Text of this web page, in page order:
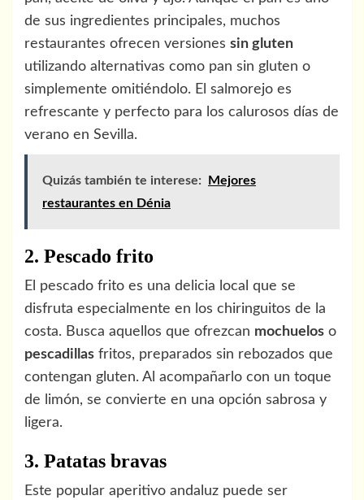
de sus ingredientes principales, muchos
restaurantes ofrecen versiones sin gluten
utilizando alternativas como pan sin gluten o
simplemente omitiéndolo. El salmorejo es
refrescante y perfecto para los calurosos días de
verano en Sevilla.
Quizás también te interese:
Mejores
restaurantes en Dénia
2. Pescado frito
El pescado frito es una delicia local que se
disfruta especialmente en los chiringuitos de la
costa. Busca aquellos que ofrezcan mochuelos o
pescadillas fritos, preparados sin rebozados que
contengan gluten. Al acompañarlo con un toque
de limón, se convierte en una opción sabrosa y
ligera.
3. Patatas bravas
Este popular aperitivo andaluz puede ser